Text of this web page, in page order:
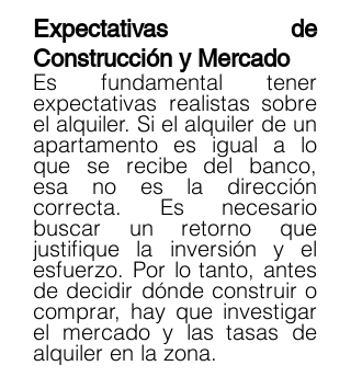
Expectativas de
Construcción y Mercado
Es fundamental tener
expectativas realistas sobre
el alquiler. Si el alquiler de un
apartamento es igual a lo
que se recibe del banco,
esa no es la dirección
correcta. Es necesario
buscar un retorno que
justifique la inversión y el
esfuerzo. Por lo tanto, antes
de decidir dónde construir o
comprar, hay que investigar
el mercado y las tasas de
alquiler en la zona.